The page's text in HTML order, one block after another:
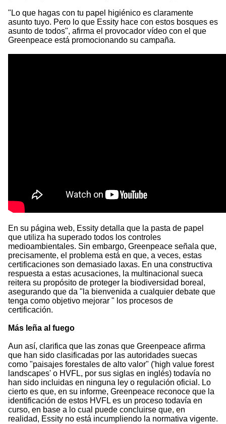
"Lo que hagas con tu papel higiénico es claramente
asunto tuyo. Pero lo que Essity hace con estos bosques es
asunto de todos", afirma el provocador vídeo con el que
Greenpeace está promocionando su campaña.
En su página web, Essity detalla que la pasta de papel
que utiliza ha superado todos los controles
medioambientales. Sin embargo, Greenpeace señala que,
precisamente, el problema está en que, a veces, estas
certificaciones son demasiado laxas. En una constructiva
respuesta a estas acusaciones, la multinacional sueca
reitera su propósito de proteger la biodiversidad boreal,
asegurando que da "la bienvenida a cualquier debate que
tenga como objetivo mejorar " los procesos de
certificación.
Más leña al fuego
Aun así, clarifica que las zonas que Greenpeace afirma
que han sido clasificadas por las autoridades suecas
como "paisajes forestales de alto valor" ('high value forest
landscapes' o HVFL, por sus siglas en inglés) todavía no
han sido incluidas en ninguna ley o regulación oficial. Lo
cierto es que, en su informe, Greenpeace reconoce que la
identificación de estos HVFL es un proceso todavía en
curso, en base a lo cual puede concluirse que, en
realidad, Essity no está incumpliendo la normativa vigente.